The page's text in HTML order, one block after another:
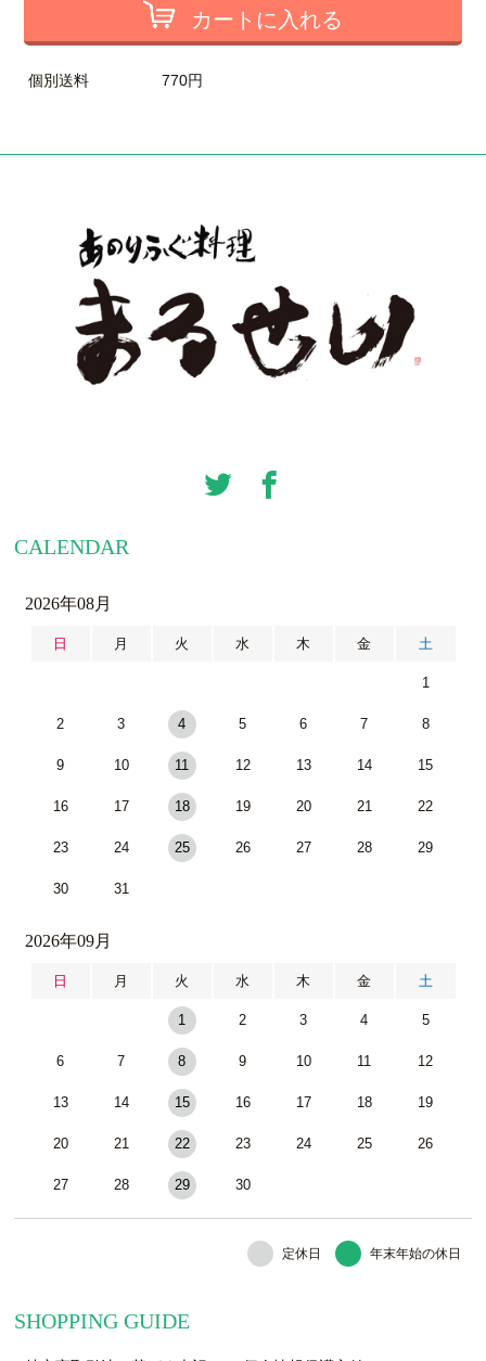
カートに入れる
個別送料 770円
CALENDAR
2026年08月
日 月 火 水 木 金 土
1
2 3 4 5 6 7 8
9 10 11 12 13 14 15
16 17 18 19 20 21 22
23 24 25 26 27 28 29
30 31
2026年09月
日 月 火 水 木 金 土
1 2 3 4 5
6 7 8 9 10 11 12
13 14 15 16 17 18 19
20 21 22 23 24 25 26
27 28 29 30
定休日 年末年始の休日
SHOPPING GUIDE